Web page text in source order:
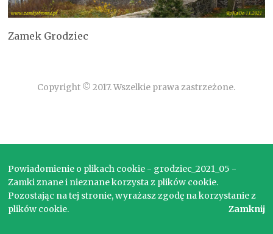
Zamek Grodziec
Copyright © 2017. Wszelkie prawa zastrzeżone.
Powiadomienie o plikach cookie - grodziec_2021_05 -
Zamki znane i nieznane korzysta z plików cookie.
Pozostając na tej stronie, wyrażasz zgodę na korzystanie z
plików cookie.
Zamknij